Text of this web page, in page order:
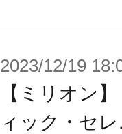
2023/12/19
【ミリオン
ィック・セ